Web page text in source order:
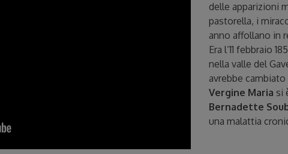
delle apparizioni
pastorella, i
anno affollano in
Era l’11 febbraio
nella valle del
avrebbe
Vergine Maria si
Bernadette
una malattia